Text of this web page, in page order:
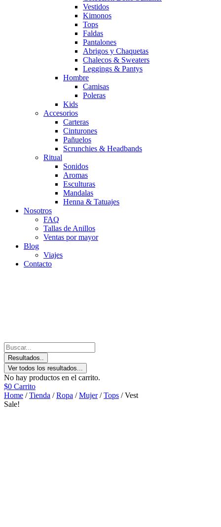
Vestidos
Kimonos
Tops
Faldas
Pantalones
Abrigos y Chaquetas
Chalecos & Sweaters
Leggings & Pantys
Hombre
Camisas
Poleras
Kids
Accesorios
Carteras
Cinturones
Pañuelos
Scrunchies & Headbands
Ritual
Sonidos
Aromas
Esculturas
Mandalas
Henna & Tatuajes
Nosotros
FAQ
Tallas de Anillos
Ventas por mayor
Blog
Viajes
Contacto
Resultados..
Ver todos los resultados...
No hay productos en el carrito.
$0 Carrito
Home /Tienda /Ropa /Mujer/Tops / Vest
Sale!